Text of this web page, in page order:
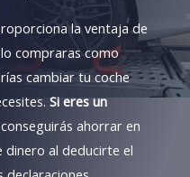
la ventaja de
compraras como
cambiar tu coche
Si eres un
ahorrar en
dinero al deducirte el